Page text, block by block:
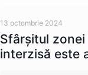
13 octombrie 2024
Sfârșitul
interzisă este